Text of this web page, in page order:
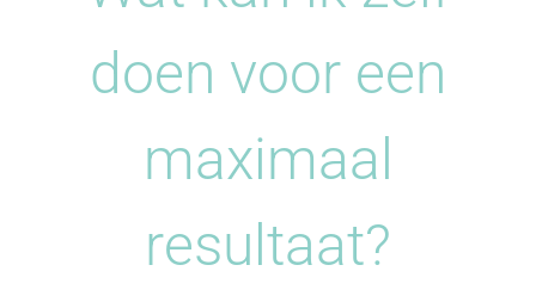
doen voor een
maximaal
resultaat?